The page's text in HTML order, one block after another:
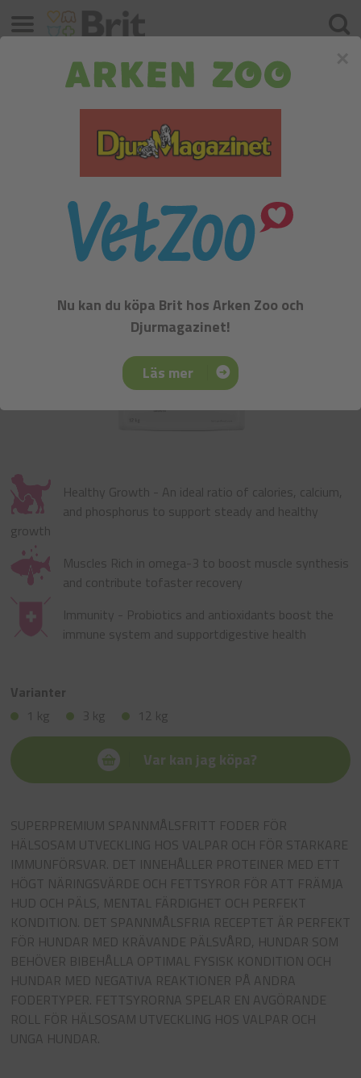
Brit Care Dog Grain-free Puppy
Healthy Growth - An ideal ratio of calories, calcium,
and phosphorus to support steady and healthy
growth
Muscles Rich in omega-3 to boost muscle synthesis
and contribute tofaster recovery
Immunity - Probiotics and antioxidants boost the
immune system and supportdigestive health
Varianter
1 kg
3 kg 12 kg
Var kan jag köpa?
SUPERPREMIUM SPANNMÅLSFRITT FODER FÖR
HÄLSOSAM UTVECKLING HOS VALPAR OCH FÖR STARKARE
IMMUNFÖRSVAR. DET INNEHÅLLER PROTEINER MED ETT
HÖGT NÄRINGSVÄRDE OCH FETTSYROR FÖR ATT FRÄMJA
HUD OCH PÄLS, MENTAL FÄRDIGHET OCH PERFEKT
KONDITION. DET SPANNMÅLSFRIA RECEPTET ÄR PERFEKT
FÖR HUNDAR MED KRÄVANDE PÄLSVÅRD, HUNDAR SOM
BEHÖVER BIBEHÅLLA OPTIMAL FYSISK KONDITION OCH
HUNDAR MED NEGATIVA REAKTIONER PÅ ANDRA
FODERTYPER. FETTSYRORNA SPELAR EN AVGÖRANDE
ROLL FÖR HÄLSOSAM UTVECKLING HOS VALPAR OCH
UNGA HUNDAR.
Sök
Meny
Nu kan du köpa Brit hos Arken Zoo och
Djurmagazinet!
Läs mer